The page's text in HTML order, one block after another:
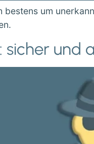
bestens um
sicher und